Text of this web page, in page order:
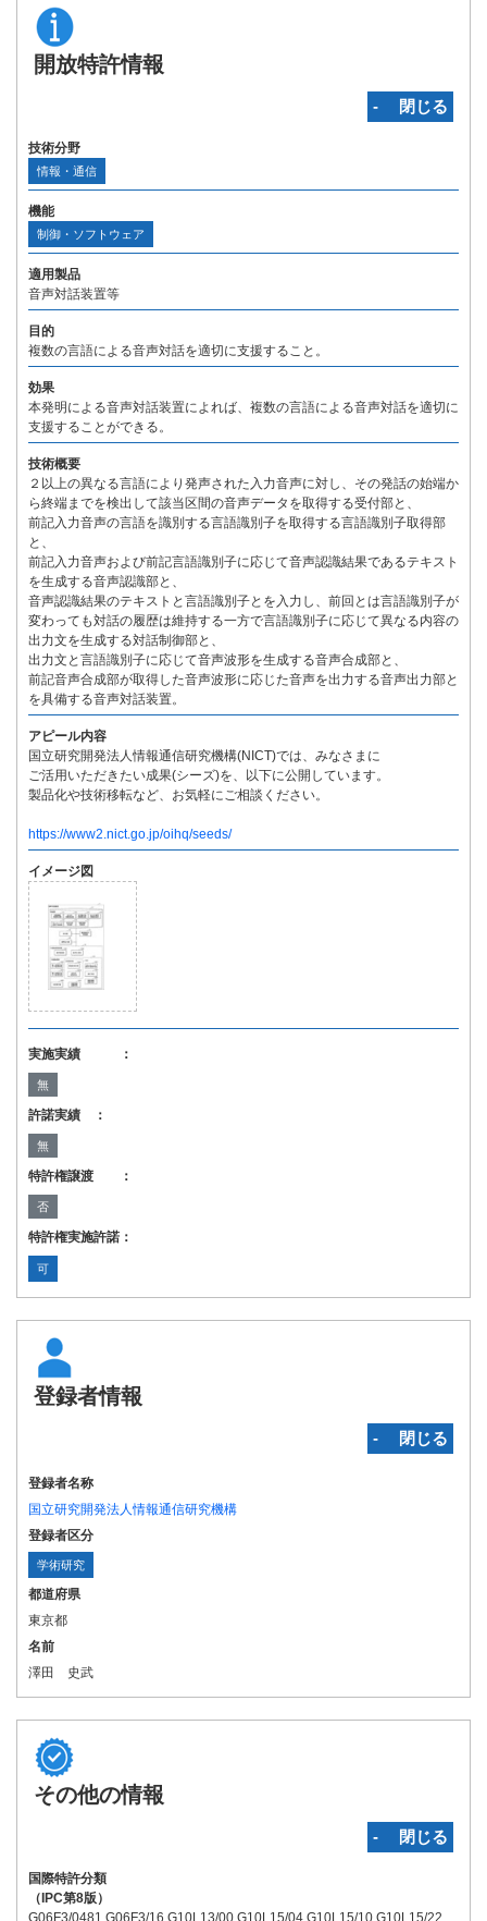
開放特許情報
‐ 閉じる
技術分野
情報・通信
機能
制御・ソフトウェア
適用製品
音声対話装置等
目的
複数の言語による音声対話を適切に支援すること。
効果
本発明による音声対話装置によれば、複数の言語による音声対話を適切に
支援することができる。
技術概要
２以上の異なる言語により発声された入力音声に対し、その発話の始端か
ら終端までを検出して該当区間の音声データを取得する受付部と、
前記入力音声の言語を識別する言語識別子を取得する言語識別子取得部
と、
前記入力音声および前記言語識別子に応じて音声認識結果であるテキスト
を生成する音声認識部と、
音声認識結果のテキストと言語識別子とを入力し、前回とは言語識別子が
変わっても対話の履歴は維持する一方で言語識別子に応じて異なる内容の
出力文を生成する対話制御部と、
出力文と言語識別子に応じて音声波形を生成する音声合成部と、
前記音声合成部が取得した音声波形に応じた音声を出力する音声出力部と
を具備する音声対話装置。
アピール内容
国立研究開発法人情報通信研究機構(NICT)では、みなさまに
ご活用いただきたい成果(シーズ)を、以下に公開しています。
製品化や技術移転など、お気軽にご相談ください。
https://www2.nict.go.jp/oihq/seeds/
イメージ図
実施実績 ：
無
許諾実績 ：
無
特許権譲渡 ：
否
特許権実施許諾：
可
登録者情報
‐ 閉じる
登録者名称
国立研究開発法人情報通信研究機構
登録者区分
学術研究
都道府県
東京都
名前
澤田 史武
その他の情報
‐ 閉じる
国際特許分類
（IPC第8版）
G06F3/0481 G06F3/16 G10L13/00 G10L15/04 G10L15/10 G10L15/22